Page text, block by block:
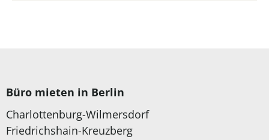
Büro mieten in Berlin
Charlottenburg-Wilmersdorf
Friedrichshain-Kreuzberg